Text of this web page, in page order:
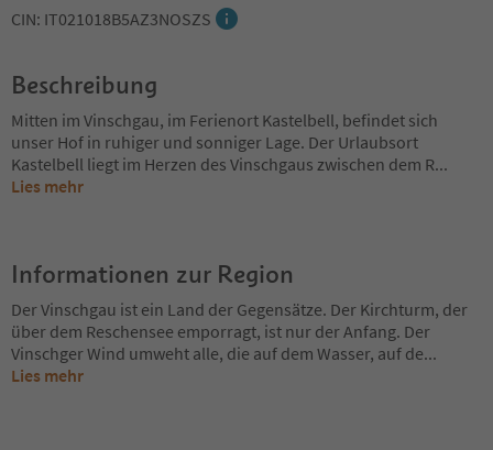
CIN: IT021018B5AZ3NOSZS
Beschreibung
Mitten im Vinschgau, im Ferienort Kastelbell, befindet sich
unser Hof in ruhiger und sonniger Lage. Der Urlaubsort
Kastelbell liegt im Herzen des Vinschgaus zwischen dem R...
Lies mehr
Informationen zur Region
Der Vinschgau ist ein Land der Gegensätze. Der Kirchturm, der
über dem Reschensee emporragt, ist nur der Anfang. Der
Vinschger Wind umweht alle, die auf dem Wasser, auf de...
Lies mehr